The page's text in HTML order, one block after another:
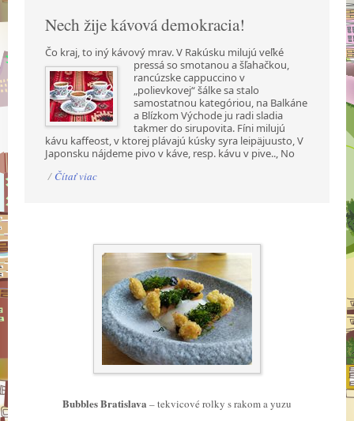
Nech žije kávová demokracia!
Čo kraj, to iný kávový mrav. V Rakúsku milujú veľké
pressá so smotanou a šľahačkou,
rancúzske cappuccino v
„polievkovej“ šálke sa stalo
samostatnou kategóriou, na Balkáne
a Blízkom Východe ju radi sladia
takmer do sirupovita. Fíni milujú
kávu kaffeost, v ktorej plávajú kúsky syra leipäjuusto, V
Japonsku nájdeme pivo v káve, resp. kávu v pive.., No
/ Čítať viac
Bubbles Bratislava – tekvicové rolky s rakom a yuzu